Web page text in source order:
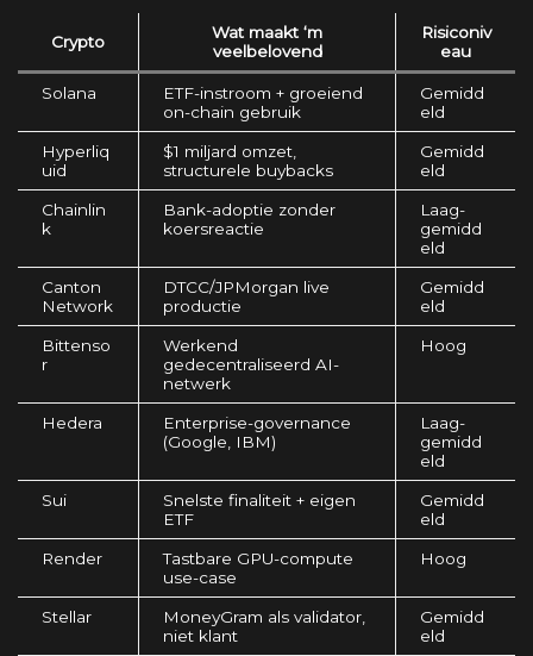
Crypto
Wat maakt ‘m
veelbelovend
Risiconiv
eau
Solana
ETF-instroom + groeiend
on-chain gebruik
Gemidd
eld
Hyperliq
uid
$1 miljard omzet,
structurele buybacks
Gemidd
eld
Chainlin
k
Bank-adoptie zonder
koersreactie
Laag-
gemidd
eld
Canton
Network
DTCC/JPMorgan live
productie
Gemidd
eld
Bittenso
r
Werkend
gedecentraliseerd AI-
netwerk
Hoog
Hedera
Enterprise-governance
(Google, IBM)
Laag-
gemidd
eld
Sui
Snelste finaliteit + eigen
ETF
Gemidd
eld
Render
Tastbare GPU-compute
use-case
Hoog
Stellar
MoneyGram als validator,
niet klant
Gemidd
eld